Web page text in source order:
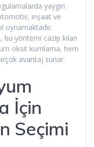
yaygın
inşaat ve
oynamaktadır.
bu yöntemi cazip kılan
oksit kumlama, hem
avantaj sunar.
İçin
Seçimi